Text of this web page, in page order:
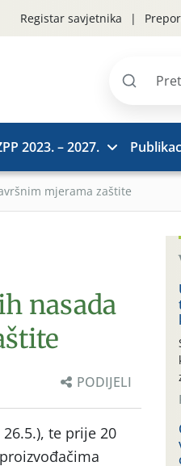
Registar savjetnika
Pretraži
2023. – 2027.
mjerama zaštite
nasada
PODIJELI
te prije 20